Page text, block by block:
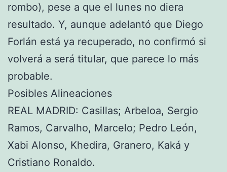
rombo), pese a que el lunes no diera
resultado. Y, aunque adelantó que Diego
Forlán está ya recuperado, no confirmó si
volverá a será titular, que parece lo más
probable.
Posibles Alineaciones
REAL MADRID: Casillas; Arbeloa, Sergio
Ramos, Carvalho, Marcelo; Pedro León,
Xabi Alonso, Khedira, Granero, Kaká y
Cristiano Ronaldo.